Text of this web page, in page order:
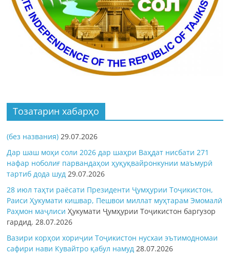
Тозатарин хабарҳо
(без названия) 29.07.2026
Дар шаш моҳи соли 2026 дар шаҳри Ваҳдат нисбати 271
нафар ноболиғ парвандаҳои ҳуқуқвайронкунии маъмурӣ
тартиб дода шуд 29.07.2026
28 июл таҳти раёсати Президенти Ҷумҳурии Тоҷикистон,
Раиси Ҳукумати кишвар, Пешвои миллат муҳтарам Эмомалӣ
Раҳмон маҷлисиҲукумати Ҷумҳурии Тоҷикистон баргузор
гардид.28.07.2026
Вазири корҳои хориҷии Тоҷикистон нусхаи эътимодномаи
сафири нави Кувайтро қабул намуд 28.07.2026